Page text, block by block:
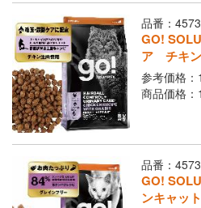
品番：
GO!
ア チキ
参考価格
商品価格
品番：
GO!
ンキャッ